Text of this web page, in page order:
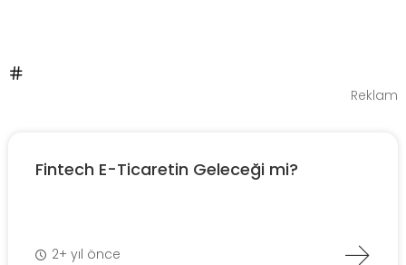
Reklam
Fintech E-Ticaretin Geleceği mi?
2+ yıl önce